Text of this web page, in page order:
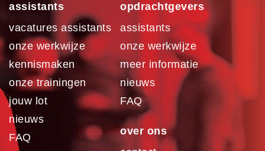
assistants
vacatures assistants
onze werkwijze
kennismaken
onze trainingen
jouw lot
nieuws
FAQ
opdrachtgevers
assistants
onze werkwijze
meer informatie
nieuws
FAQ
over ons